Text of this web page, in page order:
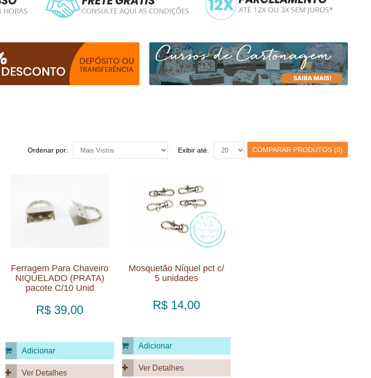
Ordenar por: Exibir até: COMPARAR PRODUTOS (0)
Ferragem Para Chaveiro
NIQUELADO (PRATA)
pacote C/10 Unid
R$ 39,00
Adicionar
Ver Detalhes
Mosquetão Níquel pct c/
5 unidades
R$ 14,00
Adicionar
Ver Detalhes